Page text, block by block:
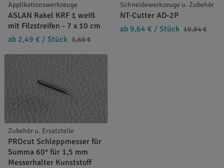
Applikationswerkzeuge
ASLAN Rakel KRF 1 weiß
mit Filzstreifen - 7 x 10 cm
ab 2,49 € / Stück 3,69 €
Schneidewerkzeuge u. Zubehör
NT-Cutter AD-2P
ab 9,64 € / Stück 10,84 €
Zubehör u. Ersatzteile
PROcut Schleppmesser für
Summa 60° für 1,5 mm
Messerhalter Kunststoff